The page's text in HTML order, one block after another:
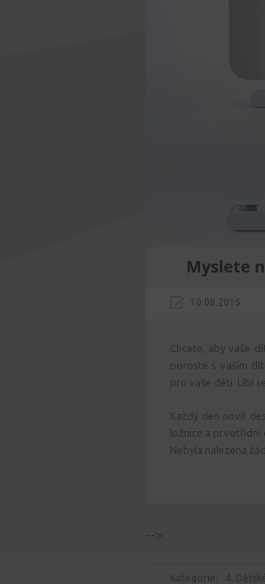
Myslete
10.08.2015
Chcete, aby vaše
poroste s vaším
pro vaše děti. Líbí
Každý den nové
ložnice a prvotřídní
Nebyla nalezena
Kategorie: 4.